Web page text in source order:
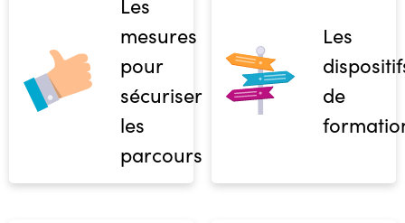
Les
mesures
pour
sécuriser
les
parcours
Les
de